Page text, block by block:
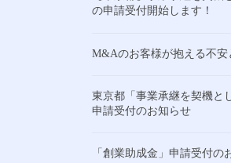
の申請受付開始します！
M&Aのお客様が抱える不安
東京都「事業承継を契機と
申請受付のお知らせ
「創業助成金」申請受付の